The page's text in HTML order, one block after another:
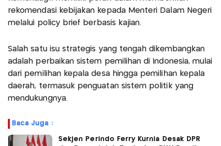
rekomendasi kebijakan kepada Menteri Dalam Negeri
melalui policy brief berbasis kajian.
Salah satu isu strategis yang tengah dikembangkan
adalah perbaikan sistem pemilihan di Indonesia, mulai
dari pemilihan kepala desa hingga pemilihan kepala
daerah, termasuk penguatan sistem politik yang
mendukungnya.
Baca Juga :
Sekjen Perindo Ferry Kurnia Desak DPR